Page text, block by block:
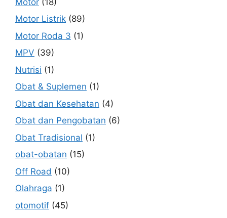
Motor Listrik (89)
Motor Roda 3 (1)
MPV (39)
Nutrisi (1)
Obat & Suplemen (1)
Obat dan Kesehatan (4)
Obat dan Pengobatan (6)
Obat Tradisional (1)
obat-obatan (15)
Off Road (10)
Olahraga (1)
otomotif (45)